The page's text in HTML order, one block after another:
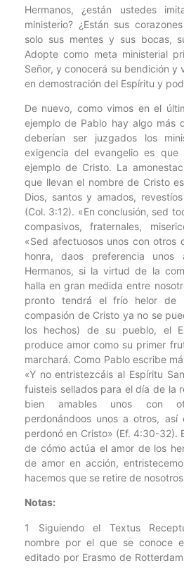
Hermanos, ¿están ustedes
ministerio? ¿Están sus
solo sus mentes y sus bocas,
Adopte como meta ministerial
Señor, y conocerá su bendición y
en demostración del Espíritu y
De nuevo, como vimos en el
ejemplo de Pablo hay algo más
deberían ser juzgados los
exigencia del evangelio es
ejemplo de Cristo. La
que llevan el nombre de Cristo
Dios, santos y amados,
(Col. 3:12). «En conclusión, sed
compasivos, fraternales,
«Sed afectuosos unos con otros
honra, daos preferencia unos
Hermanos, si la virtud de la
halla en gran medida entre
pronto tendrá el frío helor de
compasión de Cristo ya no se
los hechos) de su pueblo, el
produce amor como su primer
marchará. Como Pablo escribe
«Y no entristezcáis al Espíritu
fuisteis sellados para el día de la
bien amables unos con
perdonándoos unos a otros, así
perdonó en Cristo» (Ef. 4:30-32).
de cómo actúa el amor de los
de amor en acción,
hacemos que se retire de
Notas:
1 Siguiendo el Textus
nombre por el que se conoce
editado por Erasmo de